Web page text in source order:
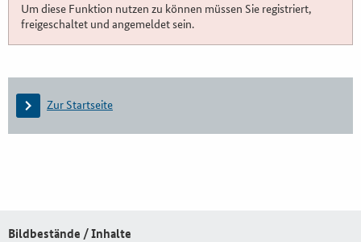
Um diese Funktion nutzen zu können müssen Sie registriert,
freigeschaltet und angemeldet sein.
Zur Startseite
Bildbestände / Inhalte